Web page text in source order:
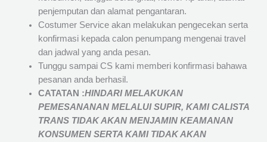
penjemputan dan alamat pengantaran.
Costumer Service akan melakukan pengecekan serta
konfirmasi kepada calon penumpang mengenai travel
dan jadwal yang anda pesan.
Tunggu sampai CS kami memberi konfirmasi bahawa
pesanan anda berhasil.
CATATAN :HINDARI MELAKUKAN
PEMESANANAN MELALUI SUPIR, KAMICALISTA
TRANSTIDAK AKAN MENJAMINKEAMANAN
KONSUMEN SERTA KAMI TIDAK AKAN